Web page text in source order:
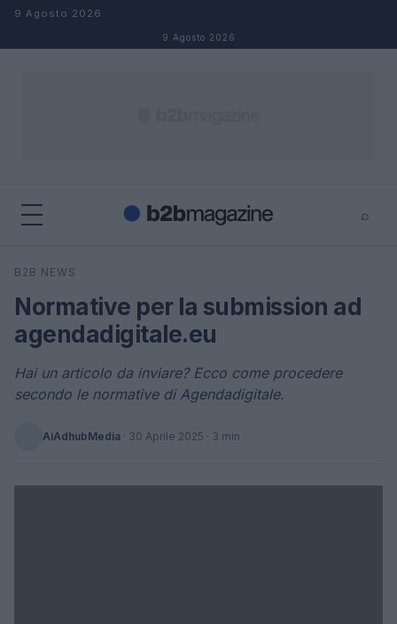
Salta al contenuto
9 Agosto 2026
9 Agosto 2026
⌕
Cerca
B2B NEWS
Normative per la submission ad
agendadigitale.eu
Hai un articolo da inviare? Ecco come procedere
secondo le normative di Agendadigitale.
AiAdhubMedia · 30 Aprile 2025 · 3 min